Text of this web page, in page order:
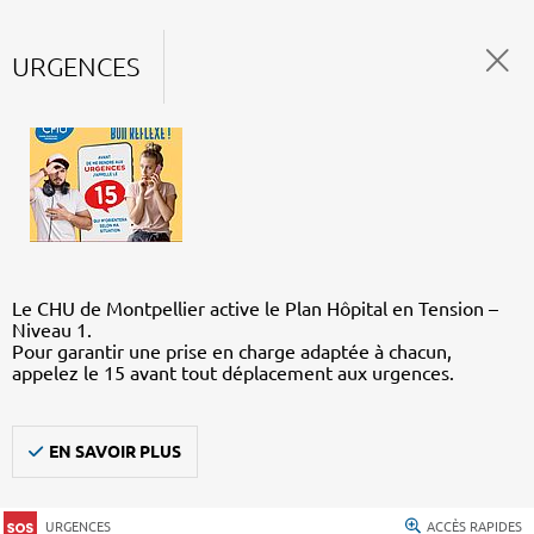
URGENCES
Le CHU de Montpellier active le Plan Hôpital en Tension –
Niveau 1.
Pour garantir une prise en charge adaptée à chacun,
appelez le 15 avant tout déplacement aux urgences.
EN SAVOIR PLUS
URGENCES ACCÈS RAPIDES